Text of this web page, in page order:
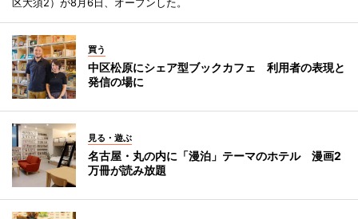
買う
中区松原にシェア型ブックカフェ 利用者の表現と
発信の場に
見る・遊ぶ
名古屋・丸の内に「漫泊」テーマのホテル 漫画2
万冊が読み放題